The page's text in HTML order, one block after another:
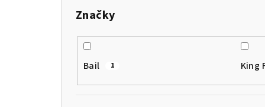
Značky
Bail 1 King